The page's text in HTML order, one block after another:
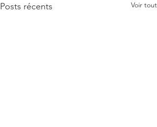
Posts récents Voir tout